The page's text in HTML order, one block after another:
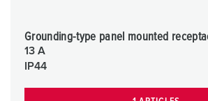
Grounding-type panel mounted
13 A
IP44